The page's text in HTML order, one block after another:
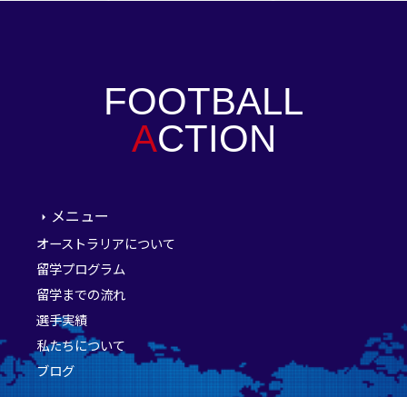
FOOTBALL
ACTION
メニュー
オーストラリアについて
留学プログラム
留学までの流れ
選手実績
私たちについて
ブログ